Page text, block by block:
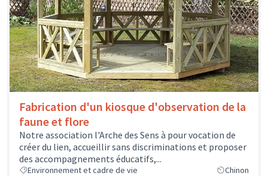
Fabrication d'un kiosque d'observation de la
faune et flore
Notre association l'Arche des Sens à pour vocation de
créer du lien, accueillir sans discriminations et proposer
des accompagnements éducatifs,...
Environnement et cadre de vie Chinon